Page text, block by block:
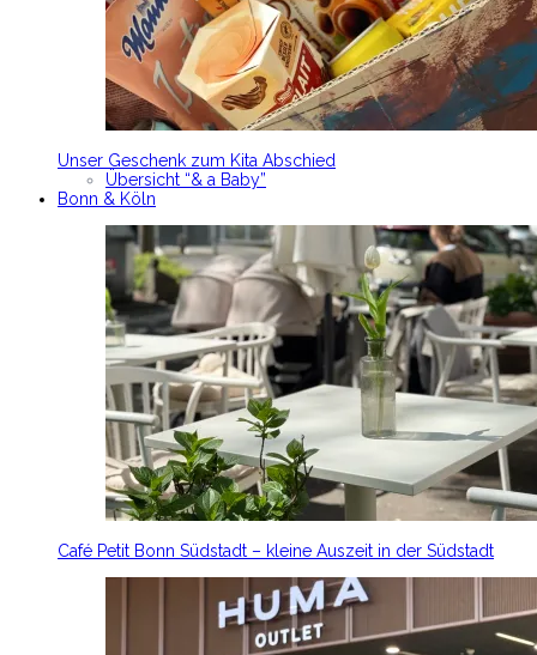
Unser Geschenk zum Kita Abschied
Übersicht “& a Baby”
Bonn & Köln
Café Petit Bonn Südstadt – kleine Auszeit in der Südstadt